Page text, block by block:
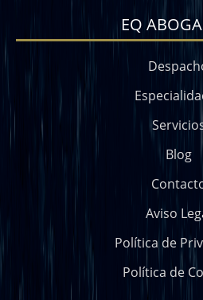
EQ
Blog
Aviso
Política de
Política de